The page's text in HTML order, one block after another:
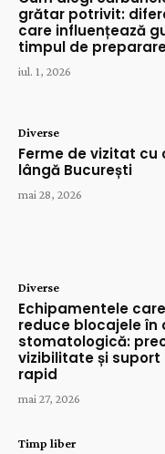
grătar potrivit:
care influențează
timpul de
iul. 1, 2026
Diverse
Ferme de vizitat cu
lângă București
mai 28, 2026
Diverse
Echipamentele
reduce blocajele în
stomatologică:
vizibilitate și suport
rapid
mai 27, 2026
Timp liber